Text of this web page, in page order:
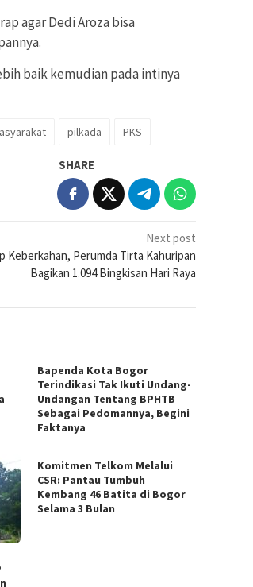
agar Dedi Aroza bisa
baik kemudian pada intinya
pilkada PKS
SHARE
Next post
Keberkahan, Perumda Tirta Kahuripan
Bagikan 1.094 Bingkisan Hari Raya
Bapenda Kota Bogor
Terindikasi Tak Ikuti Undang-
Undangan Tentang BPHTB
Sebagai Pedomannya, Begini
Faktanya
Komitmen Telkom Melalui
CSR: Pantau Tumbuh
Kembang 46 Batita di Bogor
Selama 3 Bulan